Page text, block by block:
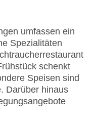
Gebühr
3
Diners Club,
umfassen ein
Spezialitäten
schenkt
Speisen sind
Darüber hinaus